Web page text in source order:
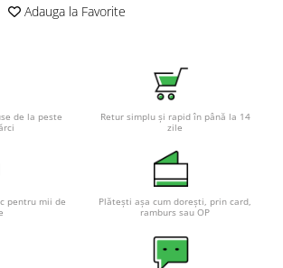
complete
de putere
case de
profesionale
Adauga la Favorite
de la peste
Retur simplu și rapid în până la 14
zile
pentru mii de
Plătești așa cum dorești, prin card,
ramburs sau OP